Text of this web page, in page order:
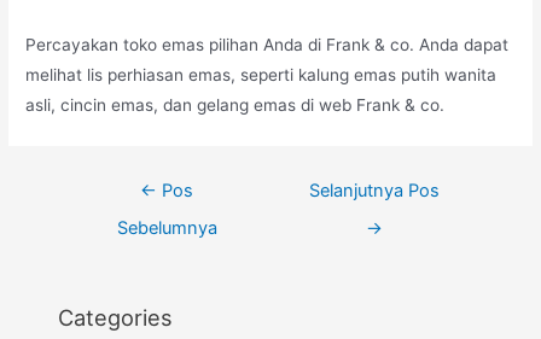
Percayakan toko emas pilihan Anda di Frank & co. Anda dapat
melihat lis perhiasan emas, seperti kalung emas putih wanita
asli, cincin emas, dan gelang emas di web Frank & co.
← Pos
Sebelumnya
Selanjutnya Pos
→
Categories